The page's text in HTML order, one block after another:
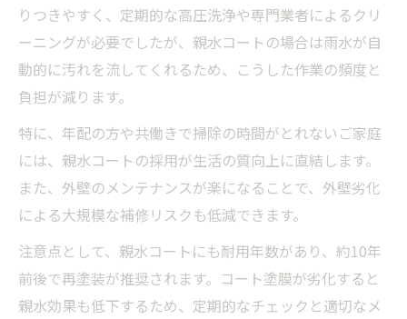
りつきやすく、定期的な高圧洗浄や専門業者によるクリ
ーニングが必要でしたが、親水コートの場合は雨水が自
動的に汚れを流してくれるため、こうした作業の頻度と
負担が減ります。
特に、年配の方や共働きで掃除の時間がとれないご家庭
には、親水コートの採用が生活の質向上に直結します。
また、外壁のメンテナンスが楽になることで、外壁劣化
による大規模な補修リスクも低減できます。
注意点として、親水コートにも耐用年数があり、約10年
前後で再塗装が推奨されます。コート塗膜が劣化すると
親水効果も低下するため、定期的なチェックと適切なメ